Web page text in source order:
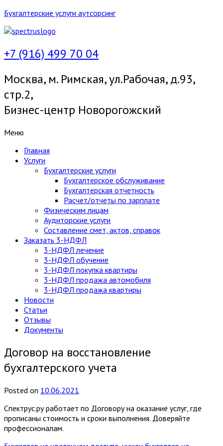
Бухгалтерские услуги аутсорсинг
+7 (916) 499 70 04
Москва, м. Римская, ул.Рабочая, д.93,
стр.2,
Бизнес-центр Новорогожский
Меню
Главная
Услуги
Бухгалтерские услуги
Бухгалтерское обслуживание
Бухгалтерская отчетность
Расчет/отчеты по зарплате
Физическим лицам
Аудиторские услуги
Составление смет, актов, справок
Заказать 3-НДФЛ
3-НДФЛ лечение
3-НДФЛ обучение
3-НДФЛ покупка квартиры
3-НДФЛ продажа автомобиля
3-НДФЛ продажа квартиры
Новости
Статьи
Отзывы
Документы
Договор на восстановление
бухгалтерского учета
Posted on 10.06.2021
Спектрус.ру работает по Договору на оказание услуг, где
прописаны стоимость и сроки выполнения. Доверяйте
профессионалам.